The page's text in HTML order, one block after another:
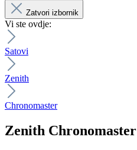
Zatvori izbornik
Vi ste ovdje:
Satovi
Zenith
Chronomaster
Zenith Chronomaster